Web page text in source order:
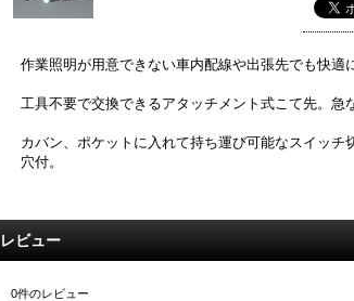
作業照明が用意できない車内配線や出張先でも快適
工具不要で交換できるアタッチメント式こて先。急
カバン、ポケットに入れて持ち運び可能なスイッ
穴付。
レビュー
0件のレビュー